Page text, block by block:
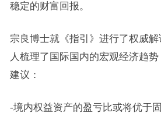
稳定的财富回报。
宗良博士就《指引》进行了权威
人梳理了国际国内的宏观经济趋
建议：
-境内权益资产的盈亏比或将优于